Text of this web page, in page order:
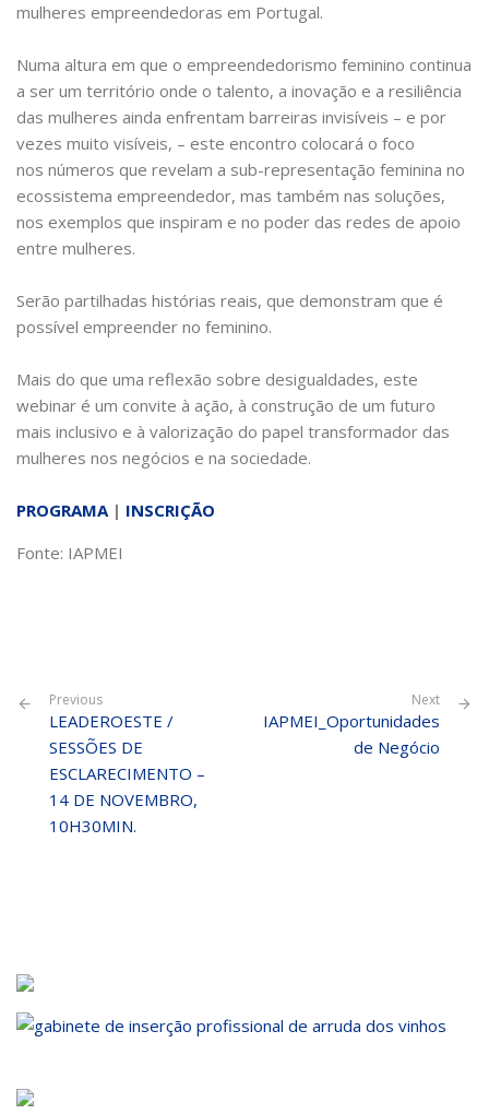
mulheres empreendedoras em Portugal.
Numa altura em que o empreendedorismo feminino continua
a ser um território onde o talento, a inovação e a resiliência
das mulheres ainda enfrentam barreiras invisíveis – e por
vezes muito visíveis, – este encontro colocará o foco
nos números que revelam a sub-representação feminina no
ecossistema empreendedor, mas também nas soluções,
nos exemplos que inspiram e no poder das redes de apoio
entre mulheres.
Serão partilhadas histórias reais, que demonstram que é
possível empreender no feminino.
Mais do que uma reflexão sobre desigualdades, este
webinar é um convite à ação, à construção de um futuro
mais inclusivo e à valorização do papel transformador das
mulheres nos negócios e na sociedade.
PROGRAMA| INSCRIÇÃO
Fonte: IAPMEI
Previous
LEADEROESTE /
SESSÕES DE
ESCLARECIMENTO –
14 DE NOVEMBRO,
10H30MIN.
Next
IAPMEI_Oportunidades
de Negócio